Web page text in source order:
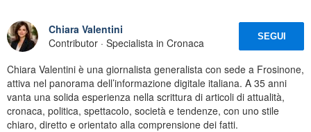
Chiara Valentini
Contributor · Specialista in Cronaca
SEGUI
Chiara Valentini è una giornalista generalista con sede a Frosinone,
attiva nel panorama dell’informazione digitale italiana. A 35 anni
vanta una solida esperienza nella scrittura di articoli di attualità,
cronaca, politica, spettacolo, società e tendenze, con uno stile
chiaro, diretto e orientato alla comprensione dei fatti.